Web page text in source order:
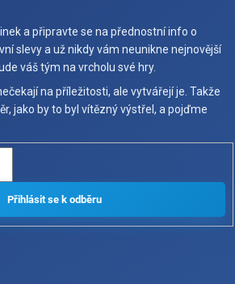
a připravte se na přednostní info o
slevy a už nikdy vám neunikne nejnovější
váš tým na vrcholu své hry.
na příležitosti, ale vytvářejí je. Takže
jako by to byl vítězný výstřel, a pojďme